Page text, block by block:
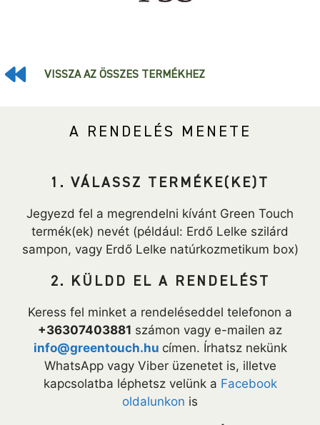
VISSZA AZ ÖSSZES TERMÉKHEZ
A RENDELÉS MENETE
1. VÁLASSZ TERMÉKE(KE)T
Jegyezd fel a megrendelni kívánt Green Touch
termék(ek) nevét (például: Erdő Lelke szilárd
sampon, vagy Erdő Lelke natúrkozmetikum box)
2. KÜLDD EL A RENDELÉST
Keress fel minket a rendeléseddel telefonon a
+36307403881 számon vagy e-mailen az
info@greentouch.hu címen. Írhatsz nekünk
WhatsApp vagy Viber üzenetet is, illetve
kapcsolatba léphetsz velünk a Facebook
oldalunkon is